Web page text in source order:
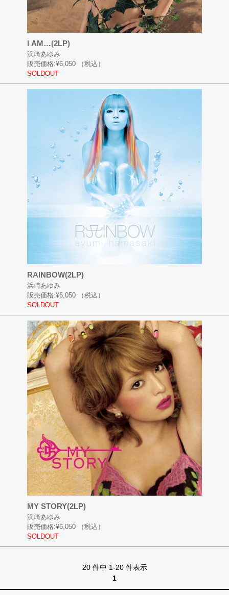
I AM…(2LP)
浜崎あゆみ
販売価格:¥6,050
（税込）
SOLDOUT
RAINBOW(2LP)
浜崎あゆみ
販売価格:¥6,050
（税込）
SOLDOUT
MY STORY(2LP)
浜崎あゆみ
販売価格:¥6,050
（税込）
SOLDOUT
20 件中 1-20 件表示
1